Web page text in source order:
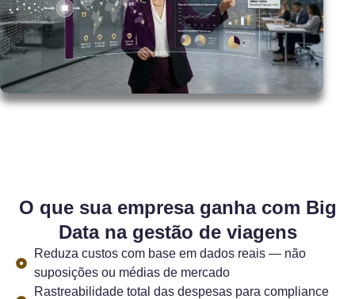
O que sua empresa ganha com Big
Data na gestão de viagens
Reduza custos com base em dados reais — não
suposições ou médias de mercado
Rastreabilidade total das despesas para compliance